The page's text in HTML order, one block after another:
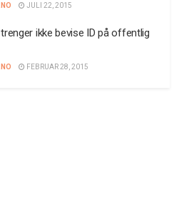
JULI 22, 2015
ikke bevise ID på offentlig
FEBRUAR 28, 2015